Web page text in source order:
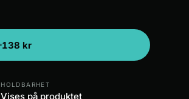
138 kr
HOLDBARHET
Vises på produktet